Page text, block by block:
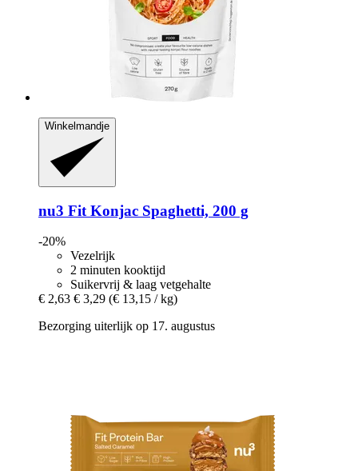
Winkelmandje
nu3 Fit Konjac Spaghetti, 200 g
-20%
Vezelrijk
2 minuten kooktijd
Suikervrij & laag vetgehalte
€ 2,63 € 3,29 (€ 13,15 / kg)
Bezorging uiterlijk op 17. augustus